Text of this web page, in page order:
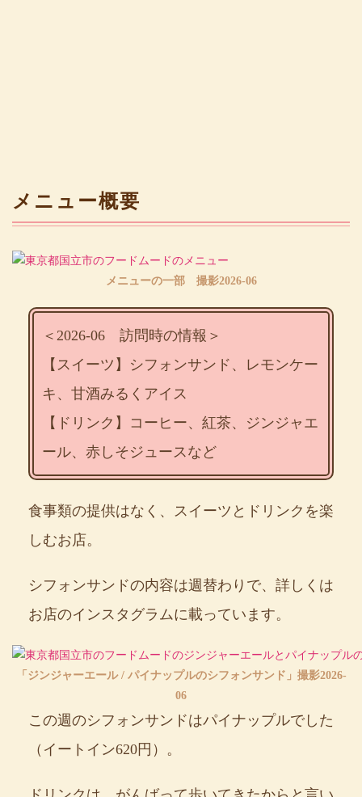
メニュー概要
メニューの一部 撮影2026-06
＜2026-06 訪問時の情報＞
【スイーツ】シフォンサンド、レモンケー
キ、甘酒みるくアイス
【ドリンク】コーヒー、紅茶、ジンジャエ
ール、赤しそジュースなど
食事類の提供はなく、スイーツとドリンクを楽
しむお店。
シフォンサンドの内容は週替わりで、詳しくは
お店のインスタグラムに載っています。
「ジンジャーエール / パイナップルのシフォンサンド」撮影2026-
06
この週のシフォンサンドはパイナップルでした
（イートイン620円）。